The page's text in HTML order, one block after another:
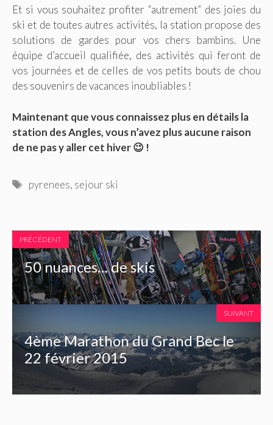
Et si vous souhaitez profiter “autrement” des joies du
ski et de toutes autres activités, la station propose des
solutions de gardes pour vos chers bambins. Une
équipe d’accueil qualifiée, des activités qui feront de
vos journées et de celles de vos petits bouts de chou
des souvenirs de vacances inoubliables !
Maintenant que vous connaissez plus en détails la
station des Angles, vous n’avez plus aucune raison
de ne pas y aller cet hiver 😉 !
Étiquettes
pyrenees, sejour ski
PRÉCÉDENT
50 nuances… de skis
4ème Marathon du Grand Bec le
22 février 2015
SUIVANT